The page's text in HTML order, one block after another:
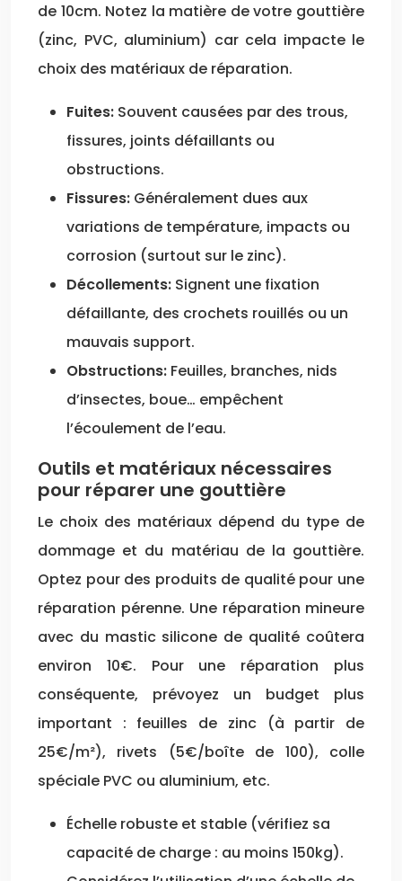
de 10cm. Notez la matière de votre gouttière
(zinc, PVC, aluminium) car cela impacte le
choix des matériaux de réparation.
Fuites: Souvent causées par des trous,
fissures, joints défaillants ou
obstructions.
Fissures: Généralement dues aux
variations de température, impacts ou
corrosion (surtout sur le zinc).
Décollements: Signent une fixation
défaillante, des crochets rouillés ou un
mauvais support.
Obstructions: Feuilles, branches, nids
d’insectes, boue… empêchent
l’écoulement de l’eau.
Outils et matériaux nécessaires
pour réparer une gouttière
Le choix des matériaux dépend du type de
dommage et du matériau de la gouttière.
Optez pour des produits de qualité pour une
réparation pérenne. Une réparation mineure
avec du mastic silicone de qualité coûtera
environ 10€. Pour une réparation plus
conséquente, prévoyez un budget plus
important : feuilles de zinc (à partir de
25€/m²), rivets (5€/boîte de 100), colle
spéciale PVC ou aluminium, etc.
Échelle robuste et stable (vérifiez sa
capacité de charge : au moins 150kg).